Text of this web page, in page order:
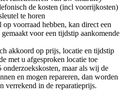
de kosten (incl voorrijkosten)
te horen
op voorraad hebben, kan direct een
voor een tijdstip aankomende
akkoord op prijs, locatie en tijdstip
met u afgesproken locatie toe
onderzoekskosten, maar als wij de
en mogen repareren, dan worden
verrekend in de reparatieprijs.